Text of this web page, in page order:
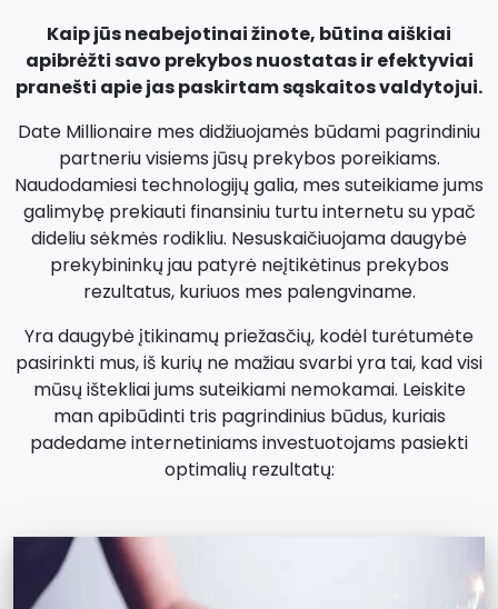
Kaip jūs neabejotinai žinote, būtina aiškiai
apibrėžti savo prekybos nuostatas ir efektyviai
pranešti apie jas paskirtam sąskaitos valdytojui.
Date Millionaire mes didžiuojamės būdami pagrindiniu
partneriu visiems jūsų prekybos poreikiams.
Naudodamiesi technologijų galia, mes suteikiame jums
galimybę prekiauti finansiniu turtu internetu su ypač
dideliu sėkmės rodikliu. Nesuskaičiuojama daugybė
prekybininkų jau patyrė neįtikėtinus prekybos
rezultatus, kuriuos mes palengviname.
Yra daugybė įtikinamų priežasčių, kodėl turėtumėte
pasirinkti mus, iš kurių ne mažiau svarbi yra tai, kad visi
mūsų ištekliai jums suteikiami nemokamai. Leiskite
man apibūdinti tris pagrindinius būdus, kuriais
padedame internetiniams investuotojams pasiekti
optimalių rezultatų: